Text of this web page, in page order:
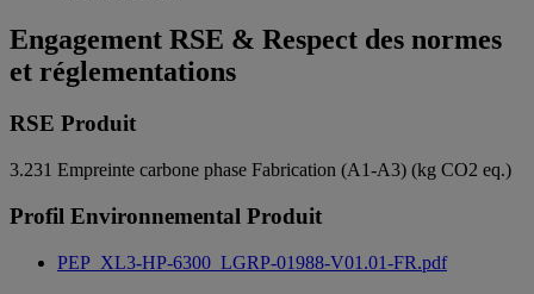
Engagement RSE & Respect des normes
et réglementations
RSE Produit
3.231 Empreinte carbone phase Fabrication (A1-A3) (kg CO2 eq.)
Profil Environnemental Produit
PEP_XL3-HP-6300_LGRP-01988-V01.01-FR.pdf